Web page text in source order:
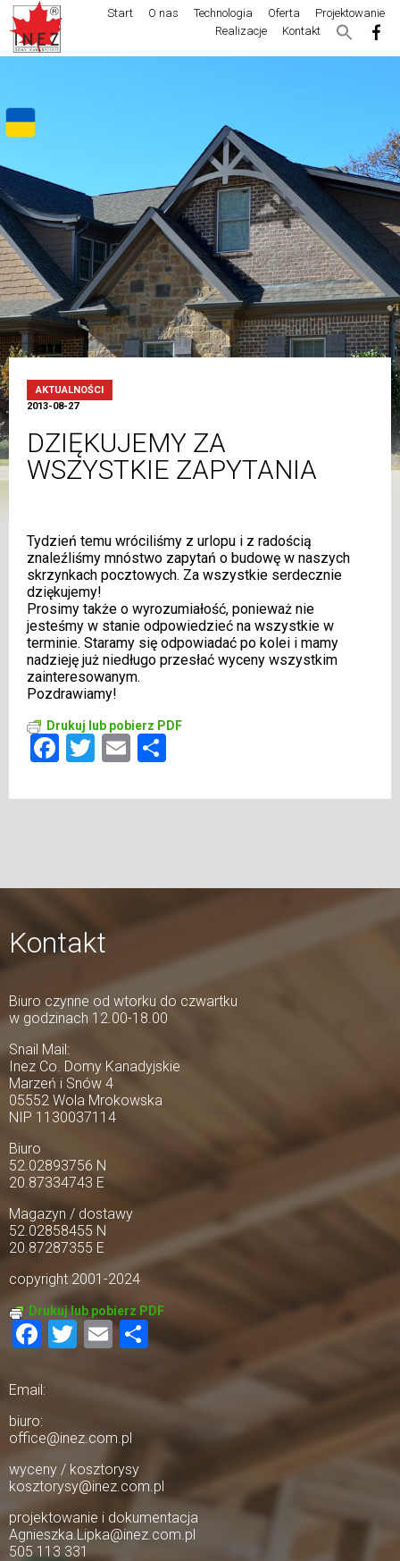
Start O nas Technologia Oferta
Projektowanie
Realizacje
Kontakt
AKTUALNOŚCI
2013-08-27
DZIĘKUJEMY ZA
WSZYSTKIE ZAPYTANIA
Tydzień temu wróciliśmy z urlopu i z radością
znaleźliśmy mnóstwo zapytań o budowę w naszych
skrzynkach pocztowych. Za wszystkie serdecznie
dziękujemy!
Prosimy także o wyrozumiałość, ponieważ nie
jesteśmy w stanie odpowiedzieć na wszystkie w
terminie. Staramy się odpowiadać po kolei i mamy
nadzieję już niedługo przesłać wyceny wszystkim
zainteresowanym.
Pozdrawiamy!
Drukuj lub pobierz PDF
Facebook
Twitter
Email
Kontakt
Biuro czynne od wtorku do czwartku
w godzinach 12.00-18.00
Snail Mail:
Inez Co. Domy Kanadyjskie
Marzeń i Snów 4
05552 Wola Mrokowska
NIP 1130037114
Biuro
52.02893756 N
20.87334743 E
Magazyn / dostawy
52.02858455 N
20.87287355 E
copyright 2001-2024
Drukuj lub pobierz PDF
Facebook
Twitter
Email
Share
Email:
biuro:
office@inez.com.pl
wyceny / kosztorysy
kosztorysy@inez.com.pl
projektowanie i dokumentacja
Agnieszka.Lipka@inez.com.pl
505 113 331